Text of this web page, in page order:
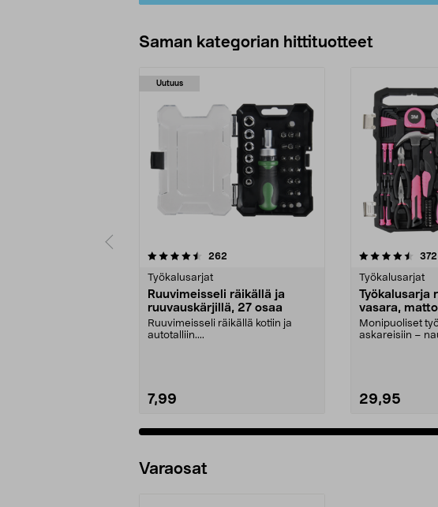
Saman kategorian hittituotteet
Uutuus
262
Työkalusarjat
Ruuvimeisseli räikällä ja
ruuvauskärjillä, 27 osaa
Ruuvimeisseli räikällä kotiin ja
autotalliin....
7,99
4.5 viidestä
372
Työkalusarjat
Työkalusarja
vasara,
39 osaa
Monipuoliset
askareisiin –
29,95
4.5
Varaosat